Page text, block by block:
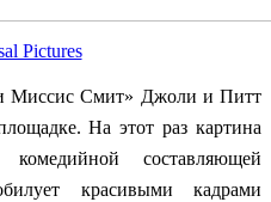
Pictures
Миссис Смит» Джоли и Питт
На этот раз картина
составляющей
красивыми кадрами